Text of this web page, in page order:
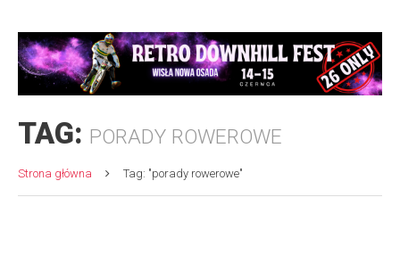
TAG: PORADY ROWEROWE
Strona główna Tag: "porady rowerowe"